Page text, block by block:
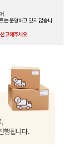
는 운영하고 있지 않습니
고해주세요.